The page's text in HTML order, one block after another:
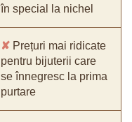
în special la nichel
✘ Prețuri mai ridicate
pentru bijuterii care
se înnegresc la prima
purtare